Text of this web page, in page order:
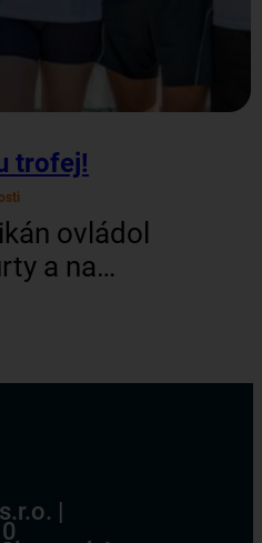
trofej!
ovládol
a na
tich tímov
predviedli
|